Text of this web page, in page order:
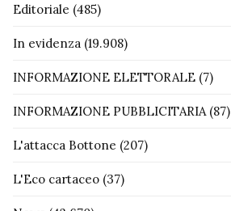
Editoriale (485)
In evidenza (19.908)
INFORMAZIONE ELETTORALE (7)
INFORMAZIONE PUBBLICITARIA(87)
L'attacca Bottone (207)
L'Eco cartaceo (37)